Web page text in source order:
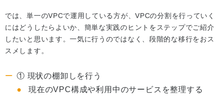
では、単一のVPCで運用している方が、VPCの分割を行っていく
にはどうしたらよいか、簡単な実践のヒントをステップでご紹介
したいと思います。一気に行うのではなく、段階的な移行をおス
スメします。
① 現状の棚卸しを行う
現在のVPC構成や利用中のサービスを整理する